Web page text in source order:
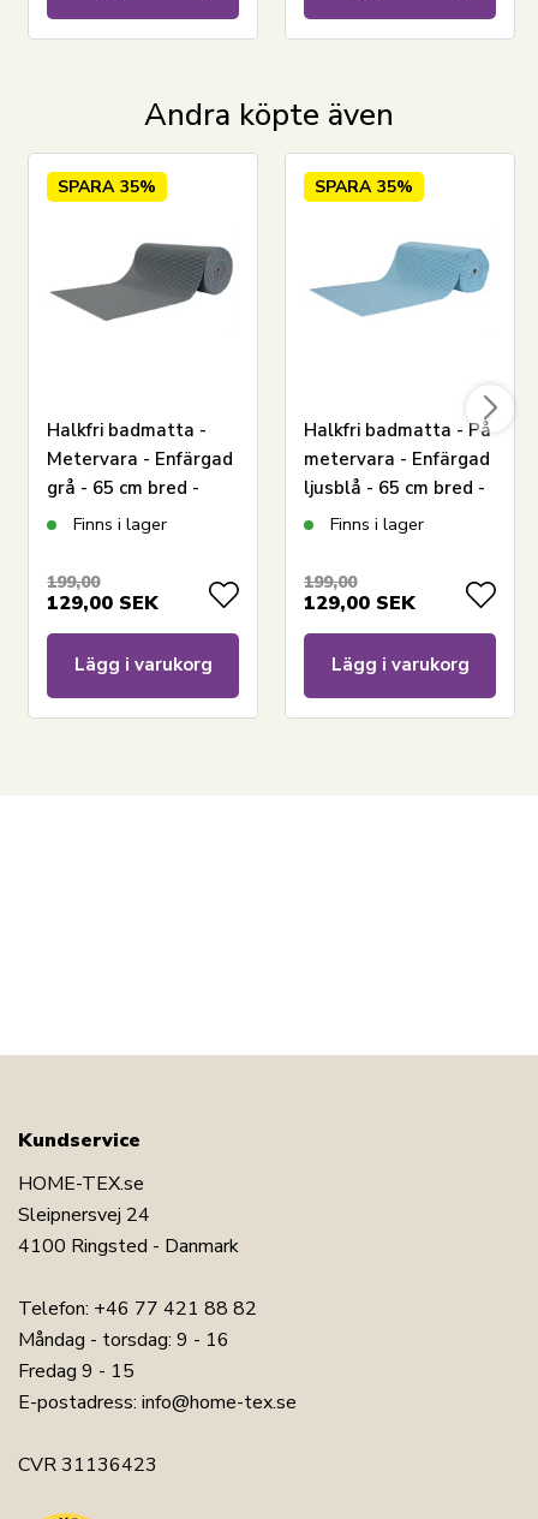
Andra köpte även
SPARA 35%
Halkfri badmatta -
Metervara - Enfärgad
grå - 65 cm bred -
Multifunktionell
Finns i lager
199,00
129,00 SEK
Lägg i varukorg
SPARA 35%
Halkfri badmatta - På
metervara - Enfärgad
ljusblå - 65 cm bred -
Multifunktionell
Finns i lager
199,00
129,00 SEK
Lägg i varukorg
Kundservice
HOME-TEX.se
Sleipnersvej 24
4100 Ringsted - Danmark
Telefon: +46 77 421 88 82
Måndag - torsdag: 9 - 16
Fredag 9 - 15
E-postadress: info@home-tex.se
CVR 31136423